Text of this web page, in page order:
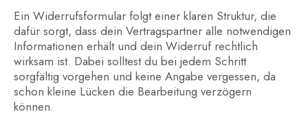
Ein Widerrufsformular folgt einer klaren Struktur, die
dafür sorgt, dass dein Vertragspartner alle notwendigen
Informationen erhält und dein Widerruf rechtlich
wirksam ist. Dabei solltest du bei jedem Schritt
sorgfältig vorgehen und keine Angabe vergessen, da
schon kleine Lücken die Bearbeitung verzögern
können.